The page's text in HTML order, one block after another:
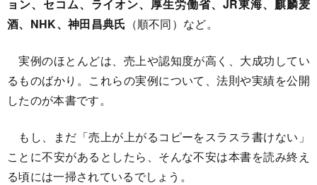
ョン、セコム、ライオン、厚生労働省、JR東海、麒麟麦
酒、NHK、神田昌典氏 （順不同）など。
実例のほとんどは、売上や認知度が高く、大成功してい
るものばかり。これらの実例について、法則や実績を公開
したのが本書です。
もし、まだ「売上が上がるコピーをスラスラ書けない」
ことに不安があるとしたら、そんな不安は本書を読み終え
る頃には一掃されているでしょう。